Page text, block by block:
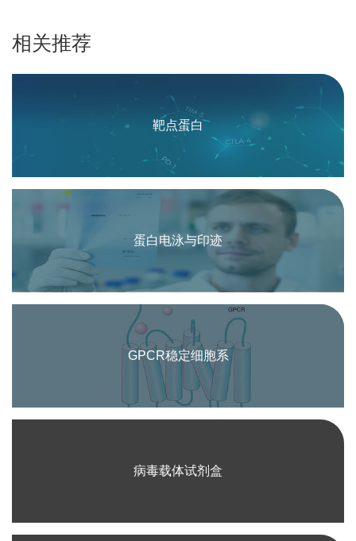
相关推荐
靶点蛋白
蛋白电泳与印迹
GPCR稳定细胞系
病毒载体试剂盒